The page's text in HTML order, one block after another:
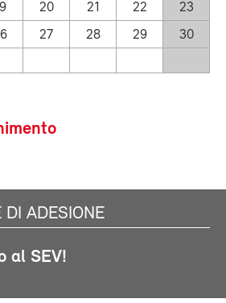
20 21 22
23
27 28 29
30
DI ADESIONE
al SEV!